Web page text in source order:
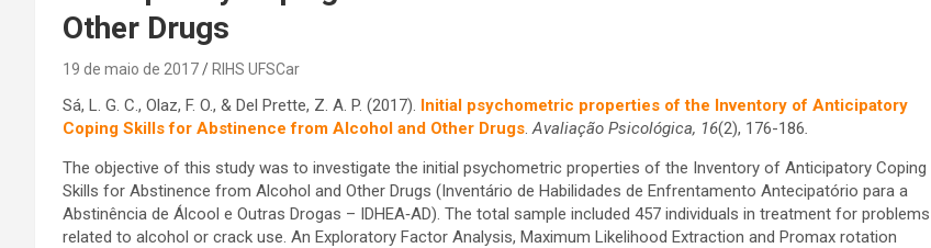
Other Drugs
19 de maio de 2017 RIHS UFSCar
Sá, L. G. C., Olaz, F. O., & Del Prette, Z. A. P. (2017). Initial psychometric properties of the Inventory of Anticipatory
Coping Skills for Abstinence from Alcohol and Other Drugs Avaliação Psicológica, 16(2), 176-186
The objective of this study was to investigate the initial psychometric properties of the Inventory of Anticipatory Coping
Skills for Abstinence from Alcohol and Other Drugs (Inventário de Habilidades de Enfrentamento Antecipatório para a
Abstinência de Álcool e Outras Drogas – IDHEA‑AD). The total sample included 457 individuals in treatment for problems
related to alcohol or crack use. An Exploratory Factor Analysis, Maximum Likelihood Extraction and Promax rotation